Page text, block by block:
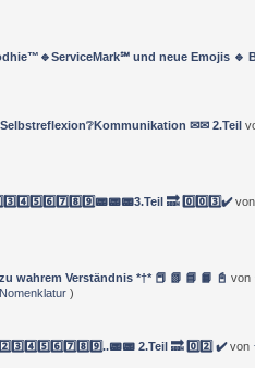
und neue Emojis 🔹
✉✉ 2.Teil
🔜 0️⃣0️⃣3️⃣✔️
wahrem Verständnis *†* 📕 📗 📘 📙 📓von
)
2.Teil 🔜 0️⃣2️⃣ ✔️von